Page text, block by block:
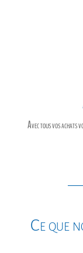
Avec tous vos achats
Ce que